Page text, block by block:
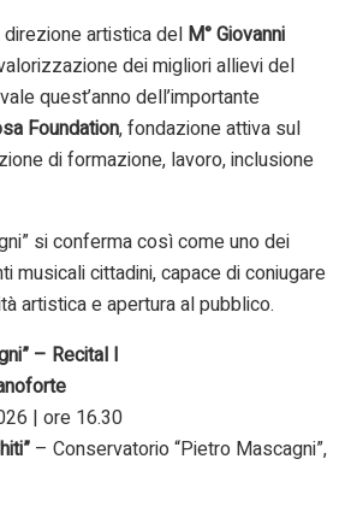
artistica del M° Giovanni
dei migliori allievi del
quest’anno dell’importante
Foundation, fondazione attiva sul
di formazione, lavoro, inclusione
si conferma così come uno dei
musicali cittadini, capace di coniugare
artistica e apertura al pubblico.
– Recital I
| ore 16.30
– Conservatorio “Pietro Mascagni”,